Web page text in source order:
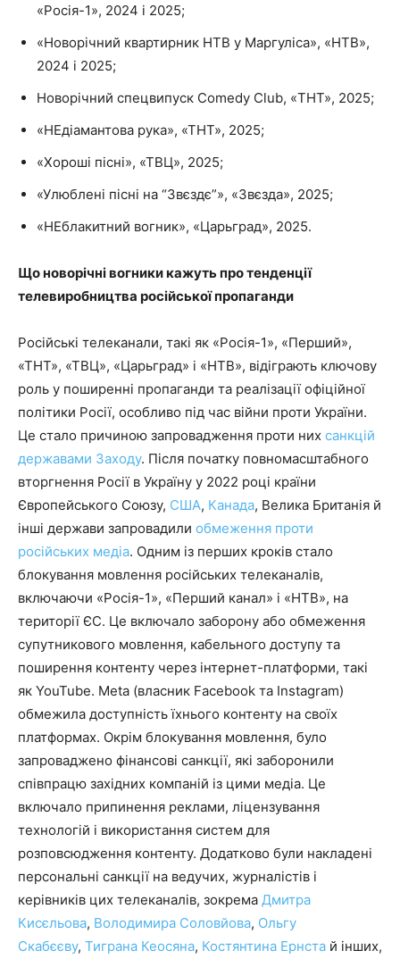
«Росія-1», 2024 і 2025;
«Новорічний квартирник НТВ у Маргуліса», «НТВ»,
2024 і 2025;
Новорічний спецвипуск Comedy Club, «ТНТ», 2025;
«НЕдіамантова рука», «ТНТ», 2025;
«Хороші пісні», «ТВЦ», 2025;
«Улюблені пісні на “Звєздє”», «Звєзда», 2025;
«НЕблакитний вогник», «Царьград», 2025.
Що новорічні вогники кажуть про тенденції
телевиробництва російської пропаганди
Російські телеканали, такі як «Росія-1», «Перший»,
«ТНТ», «ТВЦ», «Царьград» і «НТВ», відіграють ключову
роль у поширенні пропаганди та реалізації офіційної
політики Росії, особливо під час війни проти України.
Це стало причиною запровадження проти них санкцій
державами Заходу. Після початку повномасштабного
вторгнення Росії в Україну у 2022 році країни
Європейського Союзу, США, Канада, Велика Британія й
інші держави запровадили обмеження проти
російських медіа. Одним із перших кроків стало
блокування мовлення російських телеканалів,
включаючи «Росія-1», «Перший канал» і «НТВ», на
території ЄС. Це включало заборону або обмеження
супутникового мовлення, кабельного доступу та
поширення контенту через інтернет-платформи, такі
як YouTube. Meta (власник Facebook та Instagram)
обмежила доступність їхнього контенту на своїх
платформах. Окрім блокування мовлення, було
запроваджено фінансові санкції, які заборонили
співпрацю західних компаній із цими медіа. Це
включало припинення реклами, ліцензування
технологій і використання систем для
розповсюдження контенту. Додатково були накладені
персональні санкції на ведучих, журналістів і
керівників цих телеканалів, зокрема Дмитра
Кисєльова, Володимира Соловйова, Ольгу
Скабєєву, Тиграна Кеосяна, Костянтина Ернста й інших,